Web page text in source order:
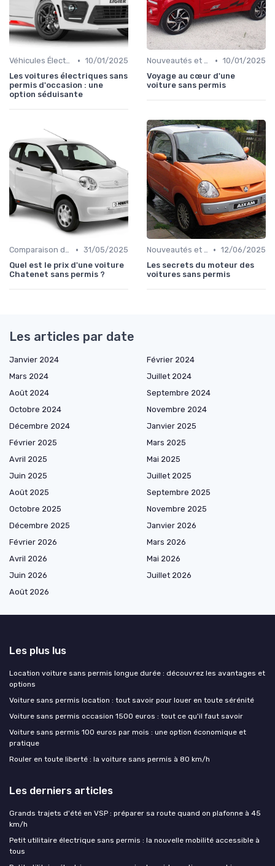
Véhicules Électriques sans Permis • 10/01/2025
Les voitures électriques sans
permis d'occasion : une
option séduisante
Nouveautés et Tendances • 10/01/2025
Voyage au cœur d'une
voiture sans permis
Comparaison des Modèles • 31/05/2025
Quel est le prix d'une voiture
Chatenet sans permis ?
Nouveautés et Tendances • 12/06/2025
Les secrets du moteur des
voitures sans permis
Les articles par date
Janvier 2024
Février 2024
Mars 2024
Juillet 2024
Août 2024
Septembre 2024
Octobre 2024
Novembre 2024
Décembre 2024
Janvier 2025
Février 2025
Mars 2025
Avril 2025
Mai 2025
Juin 2025
Juillet 2025
Août 2025
Septembre 2025
Octobre 2025
Novembre 2025
Décembre 2025
Janvier 2026
Février 2026
Mars 2026
Avril 2026
Mai 2026
Juin 2026
Juillet 2026
Août 2026
Les plus lus
Location voiture sans permis longue durée : découvrez les avantages et
options
Voiture sans permis location : tout savoir pour louer en toute sérénité
Voiture sans permis occasion 1500 euros : tout ce qu'il faut savoir
Voiture sans permis 100 euros par mois : une option économique et
pratique
Rouler en toute liberté : la voiture sans permis à 80 km/h
Les derniers articles
Grands trajets d'été en VSP : préparer sa route quand on plafonne à 45
km/h
Petit utilitaire électrique sans permis : la nouvelle mobilité accessible à
tous